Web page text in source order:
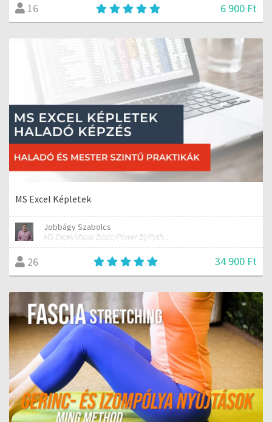
16 6 900 Ft
MS Excel Képletek
Jobbágy Szabolcs
MS Excel/Visual Basic/Power BI/Python adatelemzési szakértő
26 34 900 Ft